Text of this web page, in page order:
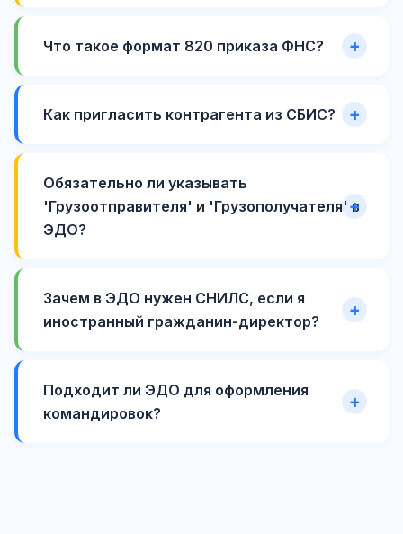
Что такое формат 820 приказа ФНС?
Как пригласить контрагента из СБИС?
Обязательно ли указывать
'Грузоотправителя' и 'Грузополучателя' в
ЭДО?
Зачем в ЭДО нужен СНИЛС, если я
иностранный гражданин-директор?
Подходит ли ЭДО для оформления
командировок?